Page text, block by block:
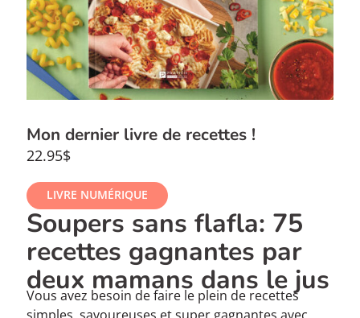
Mon dernier livre de recettes !
22.95$
LIVRE NUMÉRIQUE
Soupers sans flafla: 75
recettes gagnantes par
deux mamans dans le jus
Vous avez besoin de faire le plein de recettes